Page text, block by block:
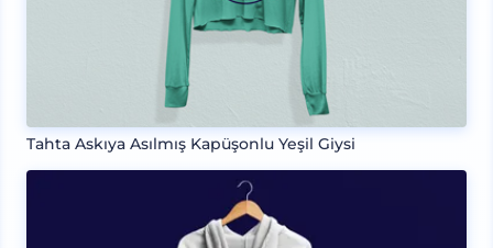
Tahta Askıya Asılmış Kapüşonlu Yeşil Giysi